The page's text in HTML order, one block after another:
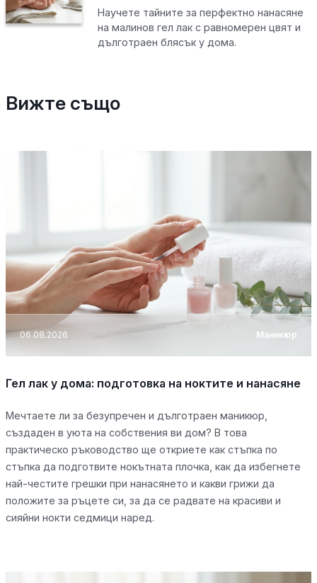
Научете тайните за перфектно нанасяне
на малинов гел лак с равномерен цвят и
дълготраен блясък у дома.
Вижте също
06.08.2026 Маникюр
Гел лак у дома: подготовка на ноктите и нанасяне
Мечтаете ли за безупречен и дълготраен маникюр,
създаден в уюта на собствения ви дом? В това
практическо ръководство ще откриете как стъпка по
стъпка да подготвите нокътната плочка, как да избегнете
най-честите грешки при нанасянето и какви грижи да
положите за ръцете си, за да се радвате на красиви и
сияйни нокти седмици наред.